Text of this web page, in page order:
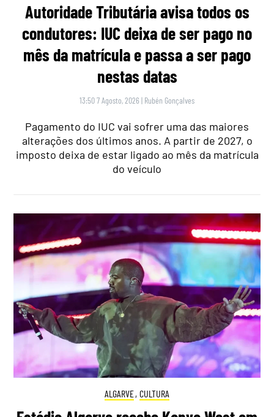
Autoridade Tributária avisa todos os
condutores: IUC deixa de ser pago no
mês da matrícula e passa a ser pago
nestas datas
13:50 7 Agosto, 2026 | Rubén Gonçalves
Pagamento do IUC vai sofrer uma das maiores
alterações dos últimos anos. A partir de 2027, o
imposto deixa de estar ligado ao mês da matrícula
do veículo
ALGARVE, CULTURA